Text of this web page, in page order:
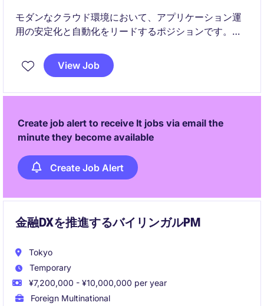
モダンなクラウド環境において、アプリケーション運
用の安定化と自動化をリードするポジションです。
CI/CDや監視改善を通じて、システムの品質とリリー
ススピードを向上させ、ビジネス価値の最大化に貢献
View Job
Create job alert to receive It jobs via email the
minute they become available
Create Job Alert
金融DXを推進するバイリンガルPM
Tokyo
Temporary
¥7,200,000 - ¥10,000,000 per year
Foreign Multinational